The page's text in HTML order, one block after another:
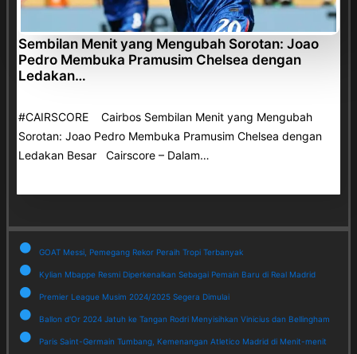
Sembilan Menit yang Mengubah Sorotan: Joao
Pedro Membuka Pramusim Chelsea dengan
Ledakan…
#CAIRSCORE Cairbos Sembilan Menit yang Mengubah
Sorotan: Joao Pedro Membuka Pramusim Chelsea dengan
Ledakan Besar Cairscore – Dalam…
GOAT Messi, Pemegang Rekor Peraih Tropi Terbanyak
Kylian Mbappe Resmi Diperkenalkan Sebagai Pemain Baru di Real Madrid
Premier League Musim 2024/2025 Segera Dimulai
Ballon d'Or 2024 Jatuh ke Tangan Rodri Menyisihkan Vinicius dan Bellingham
Paris Saint-Germain Tumbang, Kemenangan Atletico Madrid di Menit-menit